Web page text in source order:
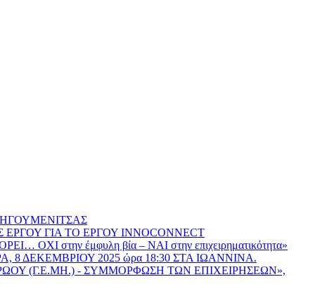
ΓΙΑ ΤΟ ΕΡΓΟΥ INNOCONNECT
ΟΧΙ στην έμφυλη βία – ΝΑΙ στην επιχειρηματικότητα»
8 ΔΕΚΕΜΒΡΙΟΥ 2025 ώρα 18:30 ΣΤΑ ΙΩΑΝΝΙΝΑ.
(Γ.Ε.ΜΗ.) - ΣΥΜΜΟΡΦΩΣΗ ΤΩΝ ΕΠΙΧΕΙΡΗΣΕΩΝ»,